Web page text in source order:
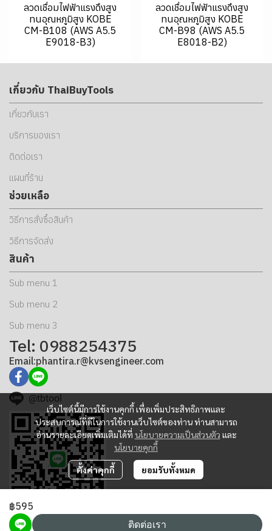
ลวดเชื่อมไฟฟ้าแรงดึงสูง
ทนอุณหภูมิสูง KOBE
CM-B108 (AWS A5.5
E9018-B3)
ลวดเชื่อมไฟฟ้าแรงดึงสูง
ทนอุณหภูมิสูง KOBE
CM-B98 (AWS A5.5
E8018-B2)
฿595
ติดต่อเรา
เว็บไซต์นี้มีการใช้งานคุกกี้ เพื่อเพิ่มประสิทธิภาพและ
ประสบการณ์ที่ดีในการใช้งานเว็บไซต์ของท่าน ท่านสามารถ
อ่านรายละเอียดเพิ่มเติมได้ที่ นโยบายความเป็นส่วนตัว และ
นโยบายคุกกี้
ตั้งค่าคุกกี้ ยอมรับทั้งหมด
เกี่ยวกับ ThaiBuyTools
เกี่ยวกับเรา
บริการของเรา
ติดต่อเรา
แผนที่ร้าน
ช่วยเหลือ
วิธีการสั่งซื้อสินค้า
วิธีการจัดส่ง
สินค้า
Sub menu 1
Sub menu 2
Sub menu 3
Tel: 0988254375
Email:phantira.r@kvsengineer.com
@tbtool